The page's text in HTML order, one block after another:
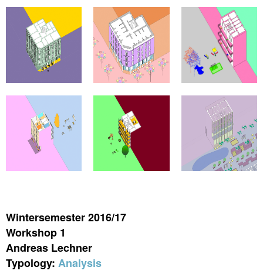
Wintersemester 2016/17
Workshop 1
Andreas Lechner
Typology: Analysis